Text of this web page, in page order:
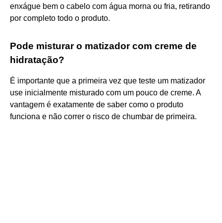
enxágue bem o cabelo com água morna ou fria, retirando
por completo todo o produto.
Pode misturar o matizador com creme de
hidratação?
É importante que a primeira vez que teste um matizador
use inicialmente misturado com um pouco de creme. A
vantagem é exatamente de saber como o produto
funciona e não correr o risco de chumbar de primeira.